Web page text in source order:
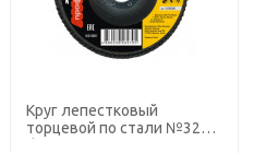
Круг лепестковый
торцевой по стали №321